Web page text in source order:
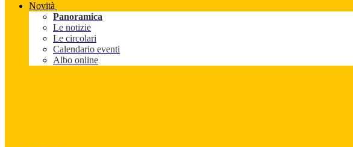
Novità
Panoramica
Le notizie
Le circolari
Calendario eventi
Albo online